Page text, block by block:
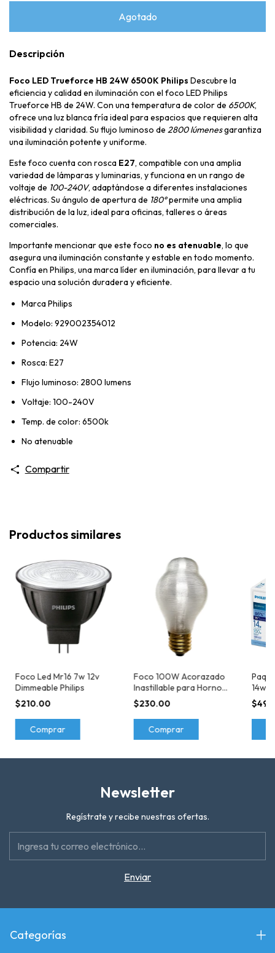
Descripción
Foco LED Trueforce HB 24W 6500K Philips Descubre la
eficiencia y calidad en iluminación con el foco LED Philips
Trueforce HB de 24W. Con una temperatura de color de 6500K,
ofrece una luz blanca fría ideal para espacios que requieren alta
visibilidad y claridad. Su flujo luminoso de 2800 lúmenesgarantiza
una iluminación potente y uniforme.
Este foco cuenta con rosca E27, compatible con una amplia
variedad de lámparas y luminarias, y funciona en un rango de
voltaje de 100-240V, adaptándose a diferentes instalaciones
eléctricas. Su ángulo de apertura de 180°permite una amplia
distribución de la luz, ideal para oficinas, talleres o áreas
comerciales.
Importante mencionar que este foco no es atenuable, lo que
asegura una iluminación constante y estable en todo momento.
Confía en Philips, una marca líder en iluminación, para llevar a tu
espacio una solución duradera y eficiente.
Marca Philips
Modelo: 929002354012
Potencia: 24W
Rosca: E27
Flujo luminoso: 2800 lumens
Voltaje: 100-240V
Temp. de color: 6500k
No atenuable
Compartir
Productos similares
Foco Led Mr16 7w 12v
Dimmeable Philips
$210.00
Comprar
Foco 100W Acorazado
Inastillable para Hornos
de Alta Temperatura
$230.00
Comprar
14w
Luz
Newsletter
Regístrate y recibe nuestras ofertas.
Categorías